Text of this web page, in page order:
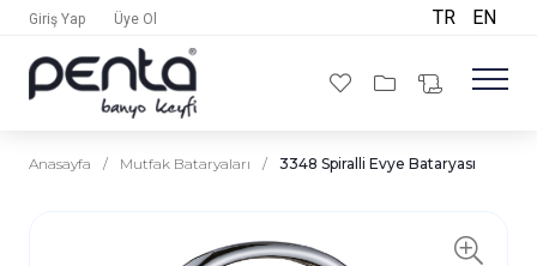
Giriş Yap Üye Ol TR EN
Anasayfa / Mutfak Bataryaları / 3348 Spiralli Evye Bataryası